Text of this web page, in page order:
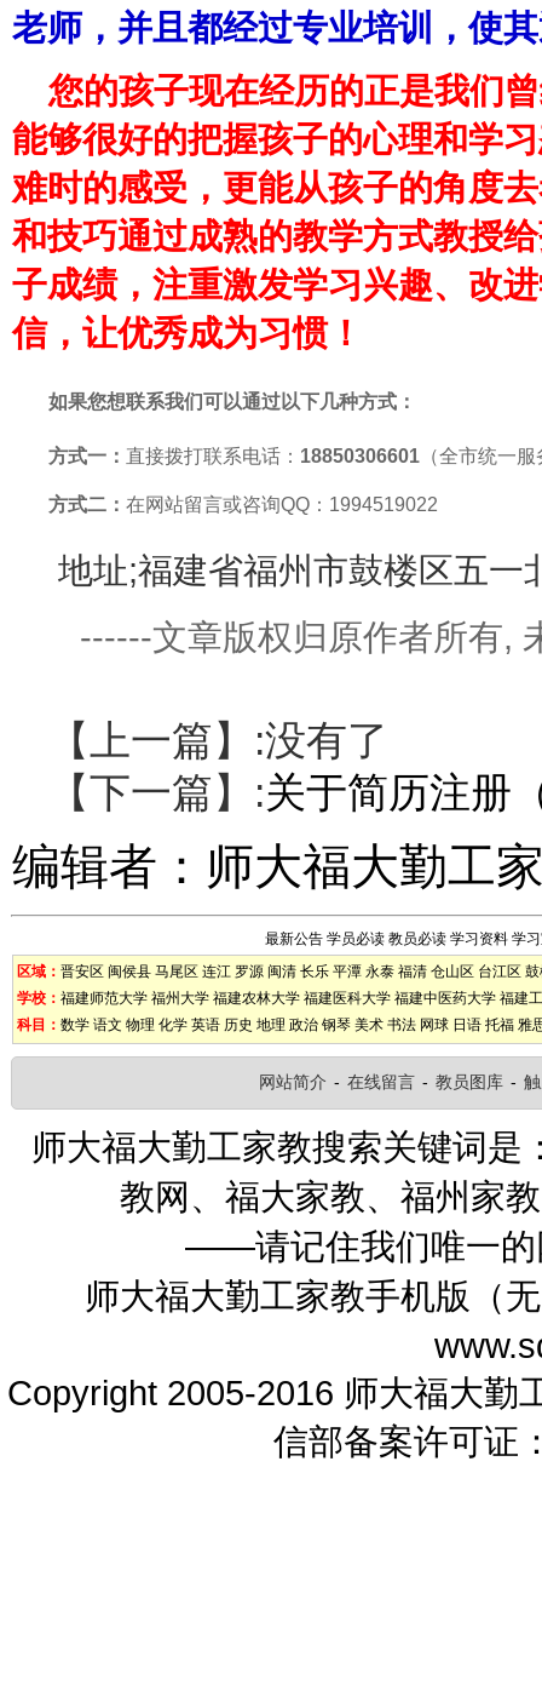
老师，并且都经过专业培训，使
您的孩子现在经历的正是我们
能够很好的把握孩子的心理和学
难时的感受，更能从孩子的角度
和技巧通过成熟的教学方式教授
子成绩，注重激发学习兴趣、改
信，让优秀成为习惯！
如果您想联系我们可以通过以下几种方式：
方式一： 直接拨打联系电话： 18850306601 （全市统一
方式二： 在网站留言或咨询QQ：1994519022
地址;福建省福州市鼓楼区五一
------文章版权归原作者所有,
【上一篇】:没有了
【下一篇】:关于简历注册
编辑者： 师大福大勤工
最新公告 学员必读 教员必读 学习资料 学
区域： 晋安区 闽侯县 马尾区 连江 罗源 闽清 长乐 平潭 永泰 福清 仓山区 台江区
学校： 福建师范大学 福州大学 福建农林大学 福建医科大学 福建中医药大学 福建
科目： 数学 语文 物理 化学 英语 历史 地理 政治 钢琴 美术 书法 网球 日语 托福 雅
网站简介 - 在线留言 - 教员图库 -
师大福大勤工家教搜索关键词
教网、福大家教、福州家
——请记住我们唯一的
师大福大勤工家教手机版（
Copyright 2005-2016 师大福大勤
信部备案许可证